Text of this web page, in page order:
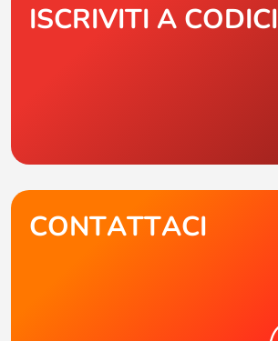
ISCRIVITI A CODICI
CONTATTACI